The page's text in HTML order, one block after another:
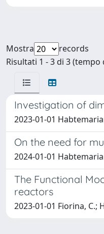
Mostra
records
Risultati 1 - 3 di 3 (tempo
Investigation of
2023-01-01
On the need for
2024-01-01
The Functional
reactors
2023-01-01 Fiorina, C.;